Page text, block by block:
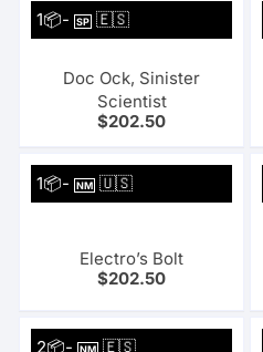
1📦-SP 🇪🇸
Doc Ock, Sinister
Scientist
$202.50
1📦-NM 🇺🇸
Electro’s Bolt
$202.50
2📦-NM 🇪🇸